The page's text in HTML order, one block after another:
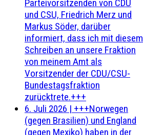
Parteivorsitzenden von CDU
und CSU, Friedrich Merz und
Markus Söder, darüber
informiert, dass ich mit diesem
Schreiben an unsere Fraktion
von meinem Amt als
Vorsitzender der CDU/CSU-
Bundestagsfraktion
zurücktrete.+++
6. Juli 2026 | +++Norwegen
(gegen Brasilien) und England
(gegen Mexiko) haben in der